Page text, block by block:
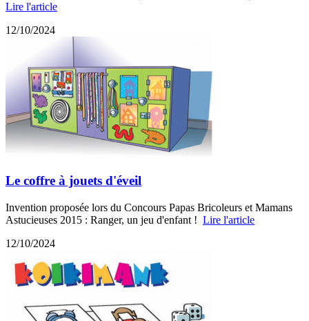
Lire l'article
12/10/2024
Le coffre à jouets d'éveil
Invention proposée lors du Concours Papas Bricoleurs et Mamans
Astucieuses 2015 : Ranger, un jeu d'enfant ! Lire l'article
12/10/2024